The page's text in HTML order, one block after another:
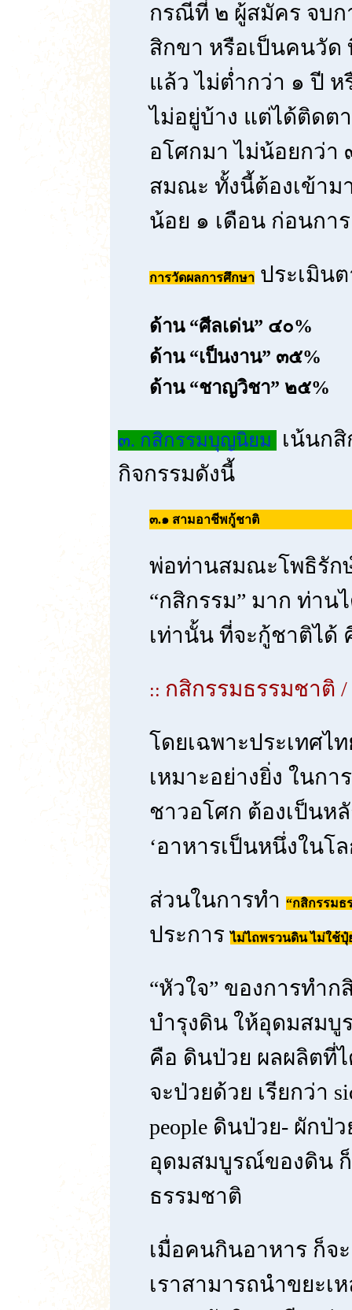
กรณีที่ ๒ ผู้สมัคร จบก
สิกขา หรือเป็นคนวัด
แล้ว ไม่ต่ำกว่า ๑ ปี
ไม่อยู่บ้าง แต่ได้ติดต
อโศกมา ไม่น้อยกว่า
สมณะ ทั้งนี้ต้องเข้าม
น้อย ๑ เดือน ก่อนกา
การวัดผลการศึกษา ประเมิน
ด้าน “ศีลเด่น” ๔๐%
ด้าน “เป็นงาน” ๓๕%
ด้าน “ชาญวิชา” ๒๕%
๓. กสิกรรมบุญนิยม
เน้นก
กิจกรรมดังนี้
๓.๑ สามอาชีพกู้ชาติ
พ่อท่านสมณะโพธิรัก
“กสิกรรม” มาก ท่า
เท่านั้น ที่จะกู้ชาติได้
:: กสิกรรมธรรมชาติ /
โดยเฉพาะประเทศไ
เหมาะอย่างยิ่ง ในก
ชาวอโศก ต้องเป็นห
‘อาหารเป็นหนึ่งในโ
ส่วนในการทำ “กสิกรรมธ
ประการไม่ไถพรวนดิน ไม่ใช้ปุ๋
“หัวใจ” ของการทำ
บำรุงดิน ให้อุดมสม
คือ ดินป่วย ผลผลิตที่
จะป่วยด้วย เรียกว่า
people ดินป่วย- ผักป่
อุดมสมบูรณ์ของดิน
ธรรมชาติ
เมื่อคนกินอาหาร ก็จ
เราสามารถนำขยะเ